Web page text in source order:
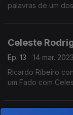
palavras de um
Celeste
Ep. 13
14 mar. 2023
Ricardo Ribeiro
um Fado com